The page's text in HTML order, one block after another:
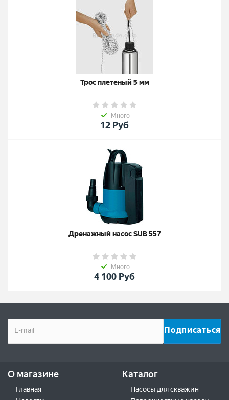
Трос плетеный 5 мм
Много
12 Руб
Дренажный насос SUB 557
Много
4 100 Руб
О магазине
Главная
Каталог
Насосы для скважин